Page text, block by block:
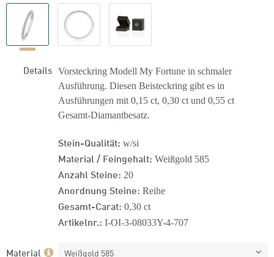
Details Vorsteckring Modell My Fortune in schmaler
Ausführung. Diesen Beisteckring gibt es in
Ausführungen mit 0,15 ct, 0,30 ct und 0,55 ct
Gesamt-Diamantbesatz.
Stein-Qualität: w/si
Material / Feingehalt: Weißgold 585
Anzahl Steine: 20
Anordnung Steine: Reihe
Gesamt-Carat: 0,30 ct
Artikelnr.: I-OI-3-08033Y-4-707
Material Weißgold 585